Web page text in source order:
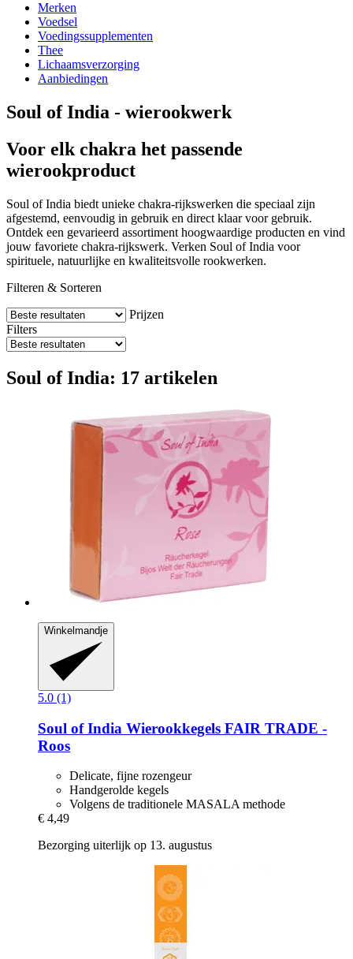
Merken
Voedsel
Voedingssupplementen
Thee
Lichaamsverzorging
Aanbiedingen
Soul of India - wierookwerk
Voor elk chakra het passende
wierookproduct
Soul of India biedt unieke chakra-rijkswerken die speciaal zijn
afgestemd, eenvoudig in gebruik en direct klaar voor gebruik.
Ontdek een gevarieerd assortiment hoogwaardige producten en vind
jouw favoriete chakra-rijkswerk. Verken Soul of India voor
spirituele, natuurlijke en kwaliteitsvolle rookwerken.
Filteren & Sorteren
Prijzen
Filters
Soul of India: 17 artikelen
Winkelmandje
5.0 (1)
Soul of India Wierookkegels FAIR TRADE -​
Roos
Delicate, fijne rozengeur
Handgerolde kegels
Volgens de traditionele MASALA methode
€ 4,49
Bezorging uiterlijk op 13. augustus